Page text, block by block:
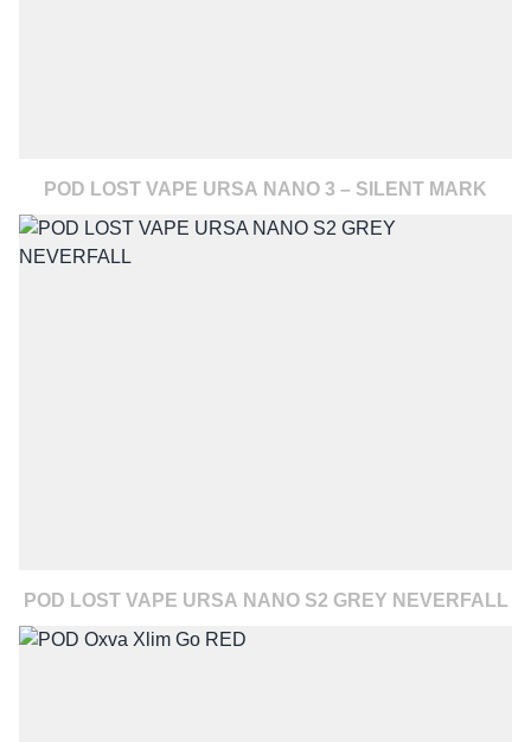
POD LOST VAPE URSA NANO 3 – SILENT MARK
POD LOST VAPE URSA NANO S2 GREY NEVERFALL